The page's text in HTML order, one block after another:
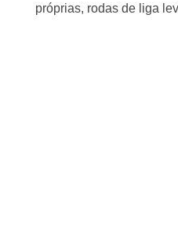
próprias, rodas de liga